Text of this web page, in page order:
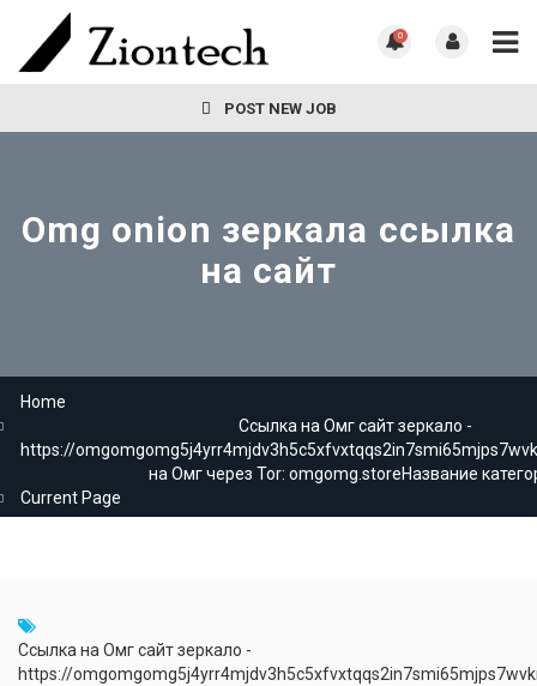
0
POST NEW JOB
Omg onion зеркала ссылка
на сайт
Home
Ссылка на Омг сайт зеркало -
https://
на Омг через Tor: omgomg.storeНазвание
Current Page
Ссылка на Омг сайт зеркало -
https://